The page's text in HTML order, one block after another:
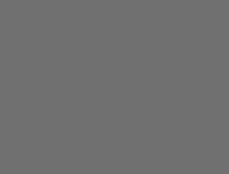
Straße zum Parkplatz
Straßenseite befindet